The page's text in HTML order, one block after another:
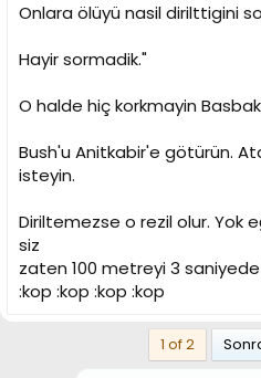
Onlara ölüyü nasil dirilttigini
Hayir sormadik."
O halde hiç korkmayin
Bush'u Anitkabir'e götürün.
isteyin.
Diriltemezse o rezil olur. Yok
siz
zaten 100 metreyi 3 saniyede
:kop :kop :kop :kop
1 of 2